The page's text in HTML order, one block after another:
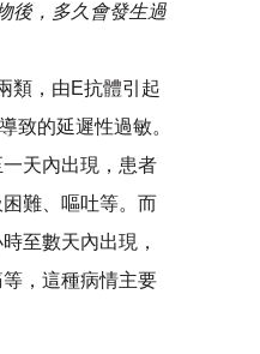
後，多久會發生過
類，由E抗體引起
致的延遲性過敏。
天內出現，患者
難、嘔吐等。而
至數天內出現，
，這種病情主要